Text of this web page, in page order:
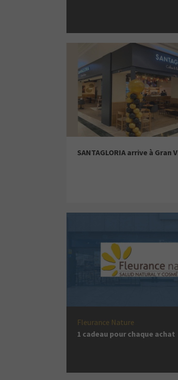
SANTAGLORIA arrive à Gran
Fleurance Nature
1 cadeau pour chaque achat